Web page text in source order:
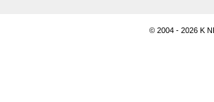
© 2004 - 2026 K